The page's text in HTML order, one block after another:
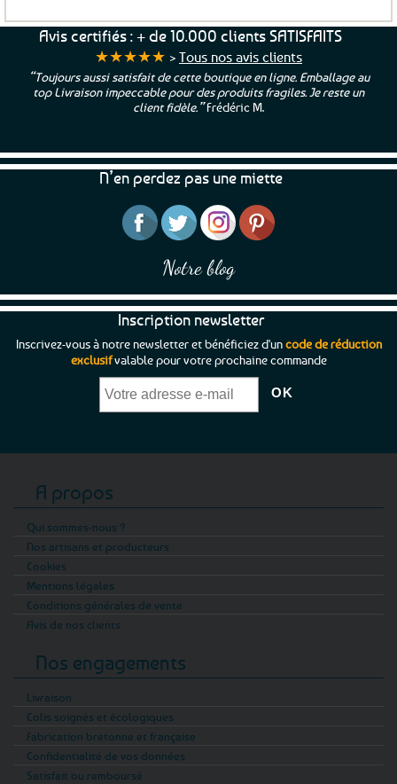
Avis certifiés : + de 10.000 clients SATISFAITS
★★★★★ > Tous nos avis clients
“Toujours aussi satisfait de cette boutique en ligne. Emballage au
top Livraison impeccable pour des produits fragiles. Je reste un
client fidèle.”Frédéric M.
N’en perdez pas une miette
Notre blog
Inscription newsletter
Inscrivez-vous à notre newsletter et bénéficiez d'uncode de réduction
exclusifvalable pour votre prochaine commande
A propos
Qui sommes-nous ?
Nos artisans et producteurs
Cookies
Mentions légales
Conditions générales de vente
Avis de nos clients
Nos engagements
Livraison
Colis soignés et écologiques
Fabrication bretonne et française
Confidentialité de vos données
Satisfait ou remboursé